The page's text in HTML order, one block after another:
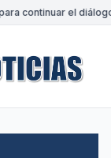
continuar el